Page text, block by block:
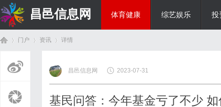
昌邑信息网 体育健康 综艺娱乐 投
门户 资讯
›
详情
昌邑信息网 2023-07-31
基民问答：今年基金亏了不少